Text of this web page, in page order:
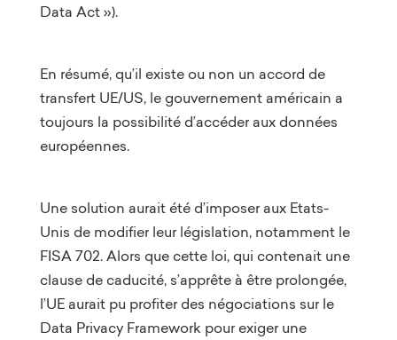
Data Act »).
En résumé, qu’il existe ou non un accord de
transfert UE/US, le gouvernement américain a
toujours la possibilité d’accéder aux données
européennes.
Une solution aurait été d’imposer aux Etats-
Unis de modifier leur législation, notamment le
FISA 702. Alors que cette loi, qui contenait une
clause de caducité, s’apprête à être prolongée,
l’UE aurait pu profiter des négociations sur le
Data Privacy Framework pour exiger une